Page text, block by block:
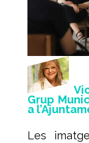
Grup
a
Les